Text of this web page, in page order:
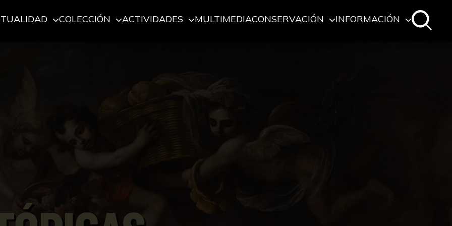
COLECCIÓN ACTIVIDADES MULTIMEDIACONSERVACIÓN INFORMACIÓN